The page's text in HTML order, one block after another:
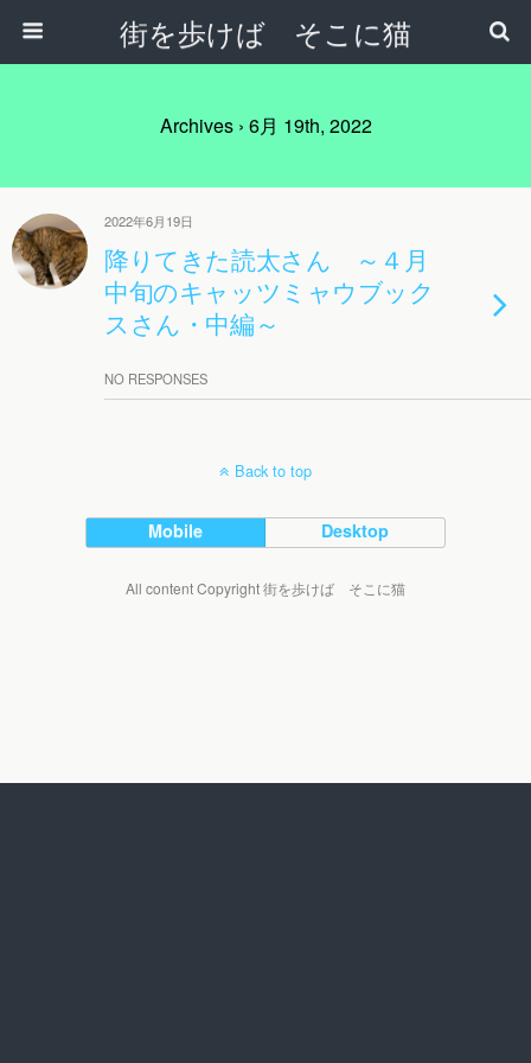
街を歩けば そこに猫
Archives › 6月 19th, 2022
2022年6月19日
降りてきた読太さん ～４月
中旬のキャッツミャウブック
スさん・中編～
NO RESPONSES
Back to top
Mobile Desktop
All content Copyright 街を歩けば そこに猫